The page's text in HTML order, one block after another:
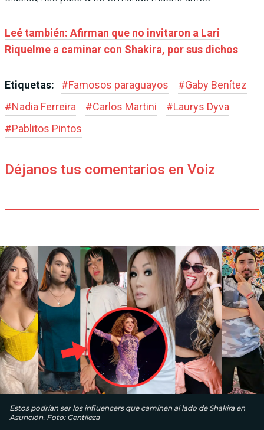
Leé también: Afirman que no invitaron a Lari
Riquelme a caminar con Shakira, por sus dichos
Etiquetas: #Famosos paraguayos #Gaby Benítez
#Nadia Ferreira #Carlos Martini #Laurys Dyva
#Pablitos Pintos
Déjanos tus comentarios en Voiz
Estos podrían ser los influencers que caminen al lado de Shakira en
Asunción. Foto: Gentileza